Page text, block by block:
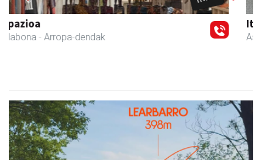
Iturri-Ondo jatetxea
Asteasu - Jatetxeak
Previous Next